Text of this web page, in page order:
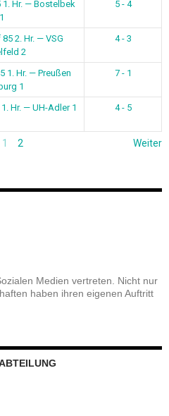
Hr. — Bostelbek
1
5 - 4
2. Hr. — VSG
2
4 - 3
1. Hr. — Preußen
1
7 - 1
Hr. — UH-Adler 1 4 - 5
1 2 Weiter
Medien vertreten. Nicht nur
haben ihren eigenen Auftritt